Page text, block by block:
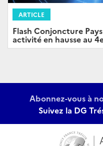
ARTICLE
Flash Conjoncture
activité en hausse au
Abonnez-vous à
Suivez la DG